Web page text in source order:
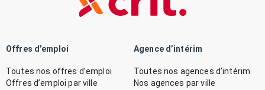
Offres d’emploi
Toutes nos offres d’emploi
Offres d’emploi par ville
Agence d’intérim
Toutes nos agences d’intérim
Nos agences par ville